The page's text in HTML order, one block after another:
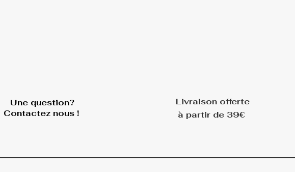
Une question?
Contactez nous !
Livraison offerte
à partir de 39€